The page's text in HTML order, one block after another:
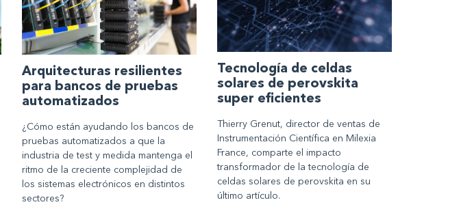
Arquitecturas resilientes
para bancos de pruebas
automatizados
¿Cómo están ayudando los bancos de
pruebas automatizados a que la
industria de test y medida mantenga el
ritmo de la creciente complejidad de
los sistemas electrónicos en distintos
sectores?
Tecnología de celdas
solares de perovskita
super eficientes
Thierry Grenut, director de ventas de
Instrumentación Científica en Milexia
France, comparte el impacto
transformador de la tecnología de
celdas solares de perovskita en su
último artículo.